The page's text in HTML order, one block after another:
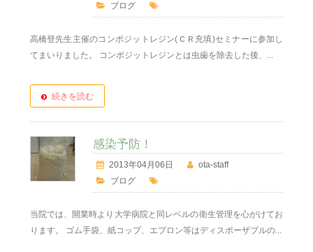
ブログ
高橋登先生主催のコンポジットレジン(ＣＲ充填)セミナーに参加し
てまいりました。 コンポジットレジンとは虫歯を除去した後、...
続きを読む
感染予防！
2013年04月06日
ota-staff
ブログ
当院では、開業時より大学病院と同レベルの衛生管理を心がけてお
ります。 ゴム手袋、紙コップ、エプロン等はディスポーザブルの...